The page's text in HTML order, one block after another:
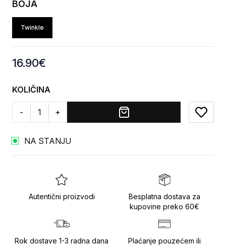
BOJA
Twinkle
Product information
16.90€
KOLIČINA
- +
Add
NA STANJU
Autentični proizvodi
Besplatna dostava za
kupovine preko 60€
Rok dostave 1-3 radna dana
Plaćanje pouzećem ili